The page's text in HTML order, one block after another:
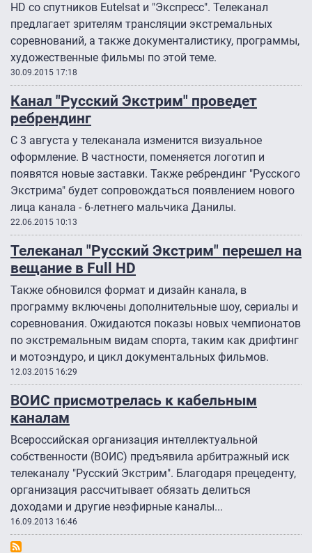
HD со спутников Eutelsat и "Экспресс". Телеканал
предлагает зрителям трансляции экстремальных
соревнований, а также документалистику, программы,
художественные фильмы по этой теме.
30.09.2015 17:18
Канал "Русский Экстрим" проведет
ребрендинг
С 3 августа у телеканала изменится визуальное
оформление. В частности, поменяется логотип и
появятся новые заставки. Также ребрендинг "Русского
Экстрима" будет сопровождаться появлением нового
лица канала - 6-летнего мальчика Данилы.
22.06.2015 10:13
Телеканал "Русский Экстрим" перешел на
вещание в Full HD
Также обновился формат и дизайн канала, в
программу включены дополнительные шоу, сериалы и
соревнования. Ожидаются показы новых чемпионатов
по экстремальным видам спорта, таким как дрифтинг
и мотоэндуро, и цикл документальных фильмов.
12.03.2015 16:29
ВОИС присмотрелась к кабельным
каналам
Всероссийская организация интеллектуальной
собственности (ВОИС) предъявила арбитражный иск
телеканалу "Русский Экстрим". Благодаря прецеденту,
организация рассчитывает обязать делиться
доходами и другие неэфирные каналы...
16.09.2013 16:46